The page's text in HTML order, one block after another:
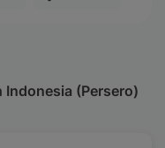
Indonesia (Persero)